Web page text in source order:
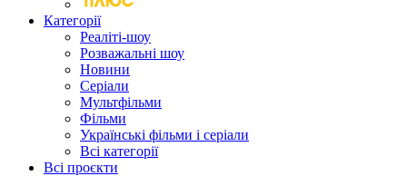
Категорії
Реаліті-шоу
Розважальні шоу
Новини
Серіали
Мультфільми
Фільми
Українські фільми і серіали
Всі категорії
Всі проєкти